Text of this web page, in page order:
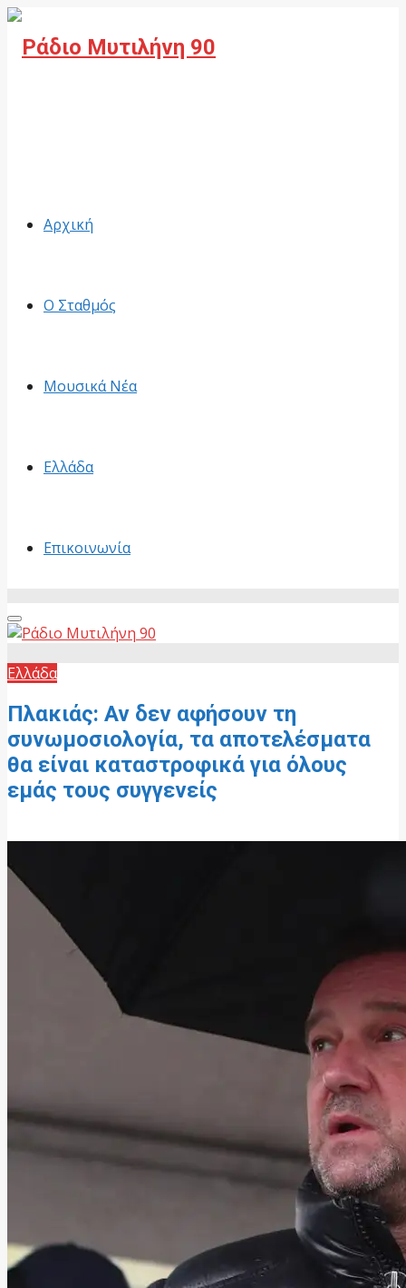
Αρχική
Ο Σταθμός
Μουσικά Νέα
Ελλάδα
Επικοινωνία
Primary
Menu
Ελλάδα
Πλακιάς: Αν δεν αφήσουν τη
συνωμοσιολογία, τα αποτελέσματα
θα είναι καταστροφικά για όλους
εμάς τους συγγενείς